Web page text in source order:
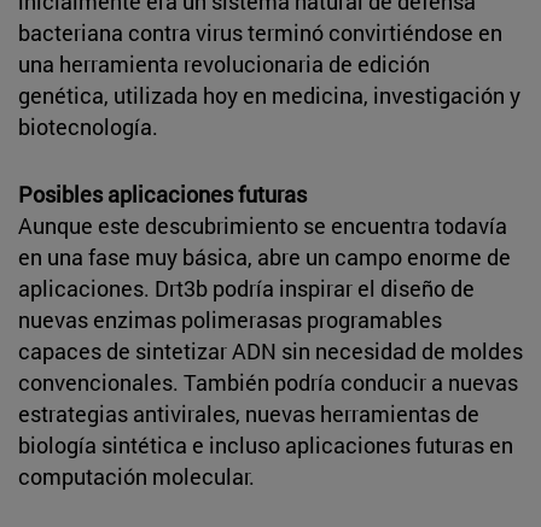
bacteriana contra virus terminó convirtiéndose en
una herramienta revolucionaria de edición
genética, utilizada hoy en medicina, investigación y
biotecnología.
Posibles aplicaciones futuras
Aunque este descubrimiento se encuentra todavía
en una fase muy básica, abre un campo enorme de
aplicaciones. Drt3b podría inspirar el diseño de
nuevas enzimas polimerasas programables
capaces de sintetizar ADN sin necesidad de moldes
convencionales. También podría conducir a nuevas
estrategias antivirales, nuevas herramientas de
biología sintética e incluso aplicaciones futuras en
computación molecular.